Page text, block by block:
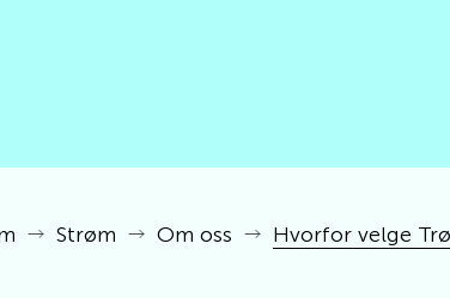
Strøm Om oss Hvorfor velge